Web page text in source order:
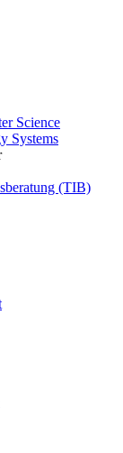
Science
Systems
(TIB)